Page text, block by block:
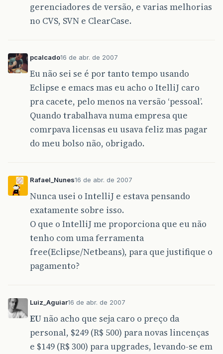
gerenciadores de versão, e varias melhorias
no CVS, SVN e ClearCase.
pcalcado16 de abr. de 2007
Eu não sei se é por tanto tempo usando
Eclipse e emacs mas eu acho o ItelliJ caro
pra cacete, pelo menos na versão ‘pessoal’.
Quando trabalhava numa empresa que
comrpava licensas eu usava feliz mas pagar
do meu bolso não, obrigado.
Rafael_Nunes16 de abr. de 2007
Nunca usei o IntelliJ e estava pensando
exatamente sobre isso.
O que o IntelliJ me proporciona que eu não
tenho com uma ferramenta
free(Eclipse/Netbeans), para que justifique o
pagamento?
Luiz_Aguiar16 de abr. de 2007
EUnão acho que seja caro o preço da
personal, $249 (R$ 500) para novas lincenças
e $149 (R$ 300) para upgrades, levando-se em